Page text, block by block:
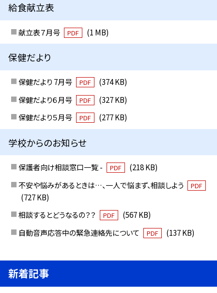
給食献立表
献立表７月号 PDF (1 MB)
保健だより
保健だより 7月号 PDF
(374 KB)
保健だより６月号
PDF
(327 KB)
保健だより５月号
PDF (277 KB)
学校からのお知らせ
保護者向け相談窓口一覧 - PDF
(218 KB)
不安や悩みがあるときは…、一人で悩まず、相談しよう
PDF
(727 KB)
相談するとどうなるの？？
PDF
(567 KB)
自動音声応答中の緊急連絡先について
PDF (137 KB)
新着記事